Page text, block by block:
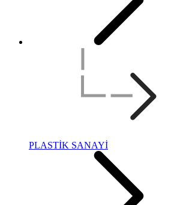
PLASTİK SANAYİ